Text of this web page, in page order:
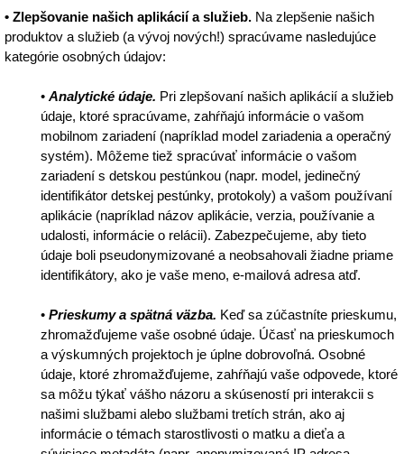
• Zlepšovanie našich aplikácií a služieb. Na zlepšenie našich
produktov a služieb (a vývoj nových!) spracúvame nasledujúce
kategórie osobných údajov:
•Analytické údaje. Pri zlepšovaní našich aplikácií a služieb
údaje, ktoré spracúvame, zahŕňajú informácie o vašom
mobilnom zariadení (napríklad model zariadenia a operačný
systém). Môžeme tiež spracúvať informácie o vašom
zariadení s detskou pestúnkou (napr. model, jedinečný
identifikátor detskej pestúnky, protokoly) a vašom používaní
aplikácie (napríklad názov aplikácie, verzia, používanie a
udalosti, informácie o relácii). Zabezpečujeme, aby tieto
údaje boli pseudonymizované a neobsahovali žiadne priame
identifikátory, ako je vaše meno, e-mailová adresa atď.
•Prieskumy a spätná väzba. Keď sa zúčastníte prieskumu,
zhromažďujeme vaše osobné údaje. Účasť na prieskumoch
a výskumných projektoch je úplne dobrovoľná. Osobné
údaje, ktoré zhromažďujeme, zahŕňajú vaše odpovede, ktoré
sa môžu týkať vášho názoru a skúseností pri interakcii s
našimi službami alebo službami tretích strán, ako aj
informácie o témach starostlivosti o matku a dieťa a